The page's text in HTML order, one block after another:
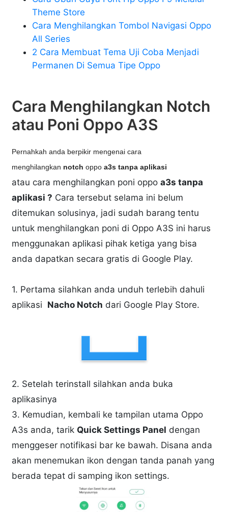
Theme Store
Cara Menghilangkan Tombol Navigasi Oppo
All Series
2 Cara Membuat Tema Uji Coba Menjadi
Permanen Di Semua Tipe Oppo
Cara Menghilangkan Notch
atau Poni Oppo A3S
Pernahkah anda berpikir mengenai cara
menghilangkan notch oppoa3s tanpa aplikasi
atau cara menghilangkan poni oppoa3s tanpa
aplikasi ? Cara tersebut selama ini belum
ditemukan solusinya, jadi sudah barang tentu
untuk menghilangkan poni di Oppo A3S ini harus
menggunakan aplikasi pihak ketiga yang bisa
anda dapatkan secara gratis di Google Play.
1. Pertama silahkan anda unduh terlebih dahuli
aplikasi Nacho Notch dari Google Play Store.
2. Setelah terinstall silahkan anda buka
aplikasinya
3. Kemudian, kembali ke tampilan utama Oppo
A3s anda, tarik Quick Settings Panel dengan
menggeser notifikasi bar ke bawah. Disana anda
akan menemukan ikon dengan tanda panah yang
berada tepat di samping ikon settings.